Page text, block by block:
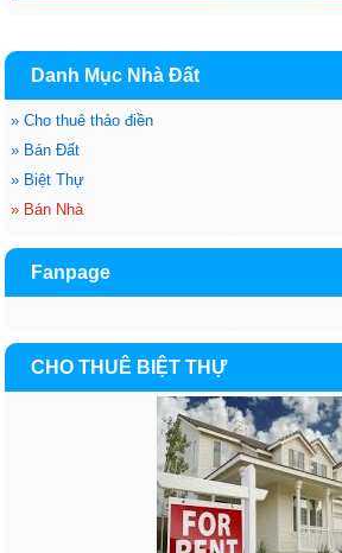
Danh Mục Nhà Đất
» Cho thuê thảo điền
» Bán Đất
» Biệt Thự
» Bán Nhà
Fanpage
CHO THUÊ BIỆT THỰ